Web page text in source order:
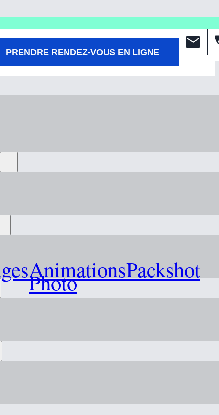
PRENDRE RENDEZ-VOUS EN LIGNE
Animations
Photo Packshot